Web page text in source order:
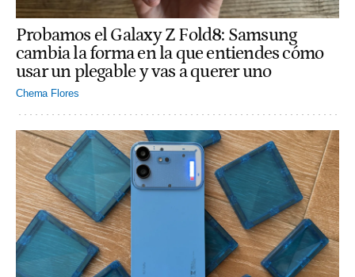
Probamos el Galaxy Z Fold8: Samsung
cambia la forma en la que entiendes cómo
usar un plegable y vas a querer uno
Chema Flores